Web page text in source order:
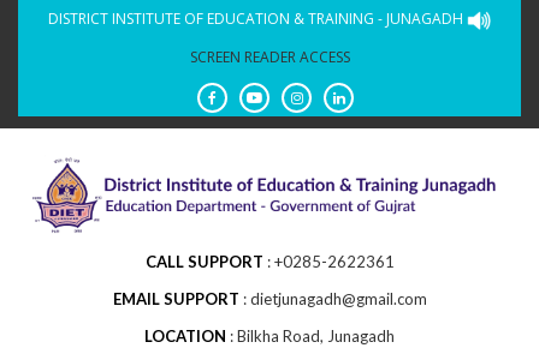
DISTRICT INSTITUTE OF EDUCATION & TRAINING - JUNAGADH
SCREEN READER ACCESS
CALL SUPPORT
+0285-2622361
EMAIL SUPPORT
dietjunagadh@gmail.com
LOCATION
Bilkha Road, Junagadh